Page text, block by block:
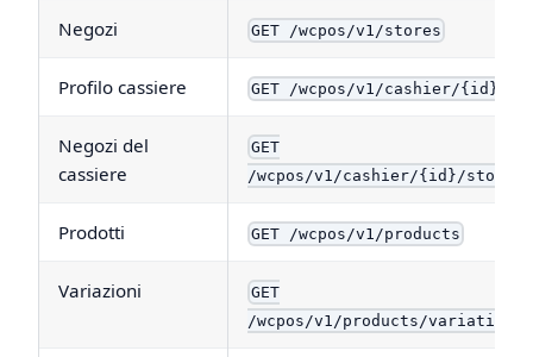
Negozi GET /wcpos/v1/stores
Profilo cassiere GET /wcpos/v1/cashier/{id}
Negozi del
cassiere
GET
/wcpos/v1/cashier/{id}/stores
Prodotti GET /wcpos/v1/products
Variazioni
GET
/wcpos/v1/products/variations